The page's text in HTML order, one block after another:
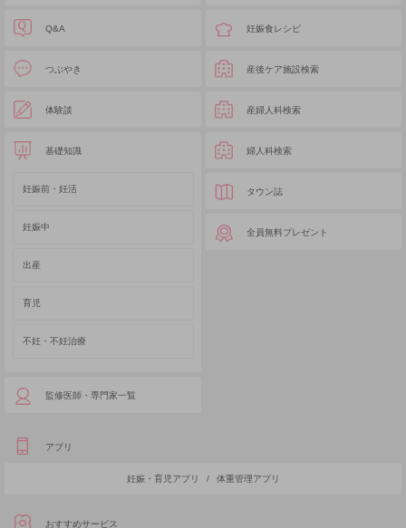
Q&A
つぶやき
体験談
基礎知識
妊娠前・妊活
妊娠中
出産
育児
不妊・不妊治療
監修医師・専門家一覧
妊娠食レシピ
産後ケア施設検索
産婦人科検索
婦人科検索
タウン誌
全員無料プレゼント
アプリ
妊娠・育児アプリ / 体重管理アプリ
おすすめサービス